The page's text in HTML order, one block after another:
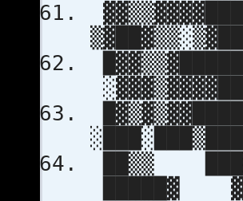
██▒▒
█████▓